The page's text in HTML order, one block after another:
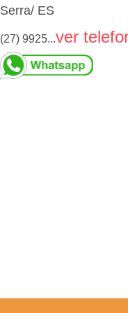
Serra/ ES
(27) 9925...ver